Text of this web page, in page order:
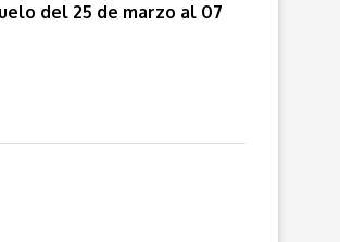
del 25 de marzo al 07